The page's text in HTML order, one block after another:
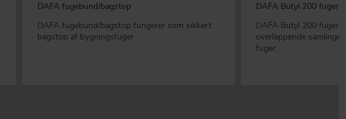
DAFA fugebund/bagstop
DAFA fugebund/bagstop fungerer som sikkert
bagstop af bygningsfuger
DAFA Butyl 200
DAFA Butyl 200
overlappende
fuger.